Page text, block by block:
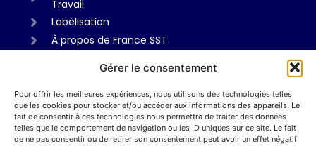
Gérer le consentement
Pour offrir les meilleures expériences, nous utilisons des technologies telles
que les cookies pour stocker et/ou accéder aux informations des appareils. Le
fait de consentir à ces technologies nous permettra de traiter des données
telles que le comportement de navigation ou les ID uniques sur ce site. Le fait
de ne pas consentir ou de retirer son consentement peut avoir un effet négatif
Travail
Labélisation
À propos de France SST
Informations
Mentions légales
Politiques de confidentialité